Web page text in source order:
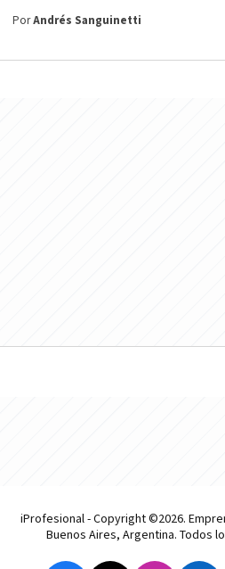
PorAndrés Sanguinetti
iProfesional - Copyright ©2026.
Buenos Aires, Argentina. Todos